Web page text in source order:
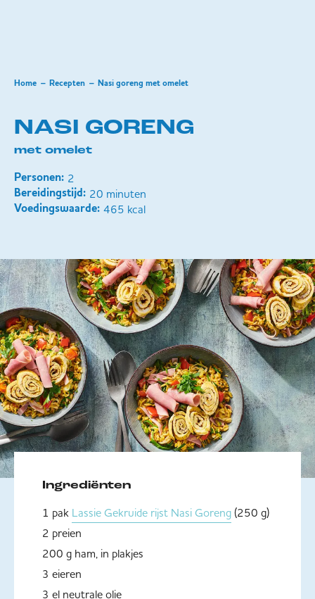
Home Recepten Nasi goreng met omelet
NASI GORENG
met omelet
Personen: 2
Bereidingstijd: 20 minuten
Voedingswaarde: 465 kcal
Ingrediënten
1 pak Lassie Gekruide rijst Nasi Goreng (250 g)
2 preien
200 g ham, in plakjes
3 eieren
3 el neutrale olie